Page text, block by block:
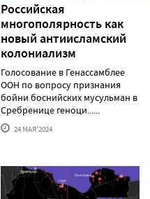
Российская
многополярность как
новый антиисламский
колониализм
Голосование в Генассамблее
ООН по вопросу признания
бойни боснийских мусульман в
Сребренице геноци......
24 МАЯ'2024